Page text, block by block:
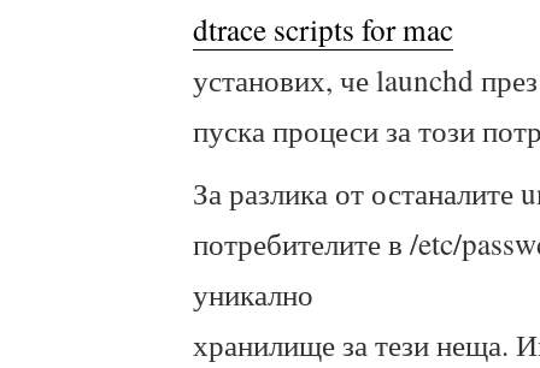
dtrace scripts for mac
установих, че launchd
пуска процеси за този
За разлика от останалите
потребителите в /etc/
уникално
хранилище за тези неща.